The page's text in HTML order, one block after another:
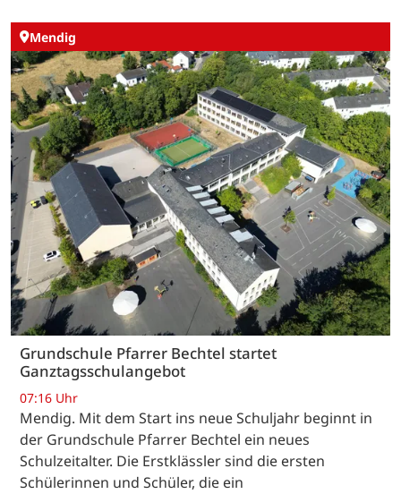
Mendig
Grundschule Pfarrer Bechtel startet
Ganztagsschulangebot
07:16 Uhr
Mendig. Mit dem Start ins neue Schuljahr beginnt in
der Grundschule Pfarrer Bechtel ein neues
Schulzeitalter. Die Erstklässler sind die ersten
Schülerinnen und Schüler, die ein